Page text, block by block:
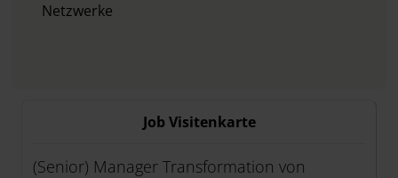
Netzwerke
Job Visitenkarte
(Senior) Manager Transformation von